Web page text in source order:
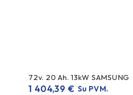
72v. 20 Ah. 13kW SAMSUNG
1 404,39 € Su PVM.